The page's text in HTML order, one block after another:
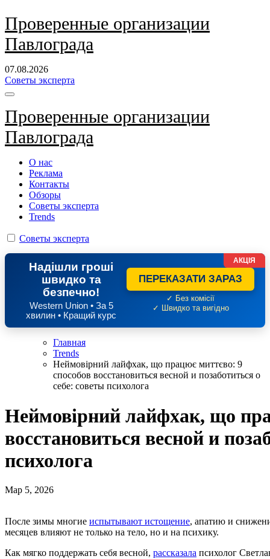
Перейти
к
содержанию
Проверенные организации
Павлограда
07.08.2026
Советы эксперта
Проверенные организации
Павлограда
О нас
Реклама
Контакты
Обзоры
Советы эксперта
Trends
Советы эксперта
Надішли гроші
швидко та
безпечно!
Western Union • За 5
хвилин • Кращий курс
ПЕРЕКАЗАТИ ЗАРАЗ
✓ Без комісії
✓ Швидко та вигідно
АКЦІЯ
Главная
Trends
Неймовірний лайфхак, що працює миттєво: 9
способов восстановиться весной и позаботиться о
себе: советы психолога
Неймовірний лайфхак, що
восстановиться весной и
психолога
Мар 5, 2026
После зимы многие испытывают истощение, апатию и
месяцев влияют не только на тело, но и на психику.
Как мягко поддержать себя весной, рассказала психолог